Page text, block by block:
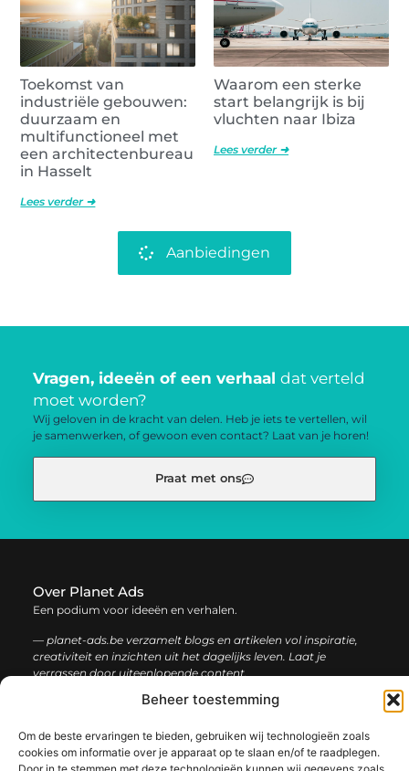
Beheer toestemming
Om de beste ervaringen te bieden, gebruiken wij technologieën zoals
cookies om informatie over je apparaat op te slaan en/of te raadplegen.
Toekomst van
industriële gebouwen:
duurzaam en
multifunctioneel met
een architectenbureau
in Hasselt
Lees verder ➜
Waarom een sterke
start belangrijk is bij
vluchten naar Ibiza
Lees verder ➜
Aanbiedingen
Vragen, ideeën of een verhaal dat verteld
moet worden?
Wij geloven in de kracht van delen. Heb je iets te vertellen, wil
je samenwerken, of gewoon even contact? Laat van je horen!
Praat met ons
Over Planet Ads
Een podium voor ideeën en verhalen.
— planet-ads.be verzamelt blogs en artikelen vol inspiratie,
creativiteit en inzichten uit het dagelijks leven. Laat je
verrassen door uiteenlopende content.
informatie